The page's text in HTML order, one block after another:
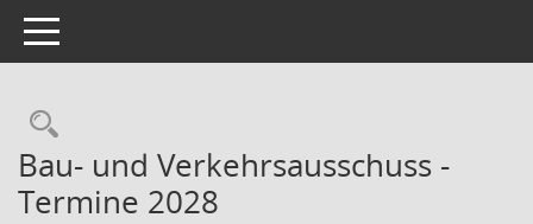
Toggle navigation
Rechercheauswahl
Bau- und Verkehrsausschuss -
Termine 2028